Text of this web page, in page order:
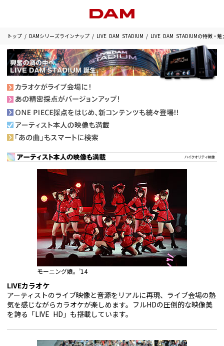
トップ DAMシリーズラインナップ LIVE DAM STADIUM LIVE DAM STADIUMの特徴・
モーニング娘。’14
LIVEカラオケ
アーティストのライブ映像と音源をリアルに再現、ライブ会場の熱
気を感じながらカラオケが楽しめます。フルHDの圧倒的な映像美
を誇る「LIVE HD」も搭載しています。